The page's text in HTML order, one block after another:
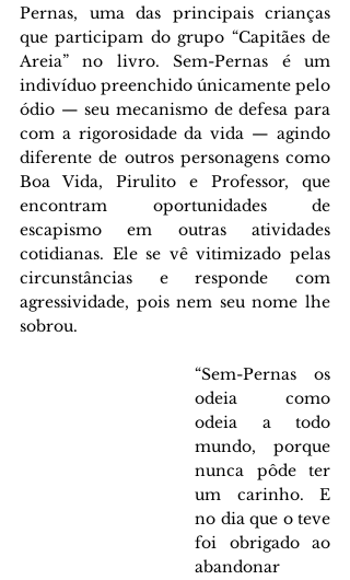
Pernas, uma das principais crianças
que participam do grupo “Capitães de
Areia” no livro. Sem-Pernas é um
indivíduo preenchido únicamente pelo
ódio — seu mecanismo de defesa para
com a rigorosidade da vida — agindo
diferente de outros personagens como
Boa Vida, Pirulito e Professor, que
encontram oportunidades de
escapismo em outras atividades
cotidianas. Ele se vê vitimizado pelas
circunstâncias e responde com
agressividade, pois nem seu nome lhe
sobrou.
“Sem-Pernas os
odeia como
odeia a todo
mundo, porque
nunca pôde ter
um carinho. E
no dia que o teve
foi obrigado ao
abandonar